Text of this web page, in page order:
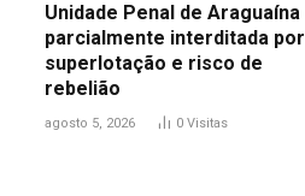
Unidade Penal de Araguaína
parcialmente interditada por
superlotação e risco de
rebelião
agosto 5, 2026 0 Visitas